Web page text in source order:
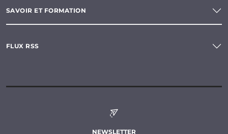
SAVOIR ET FORMATION
FLUX RSS
NEWSLETTER